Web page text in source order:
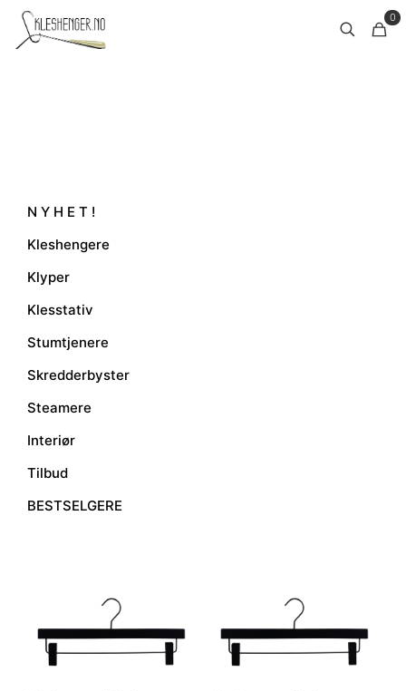
0
N Y H E T !
Kleshengere
Klyper
Klesstativ
Stumtjenere
Skredderbyster
Steamere
Interiør
Tilbud
BESTSELGERE